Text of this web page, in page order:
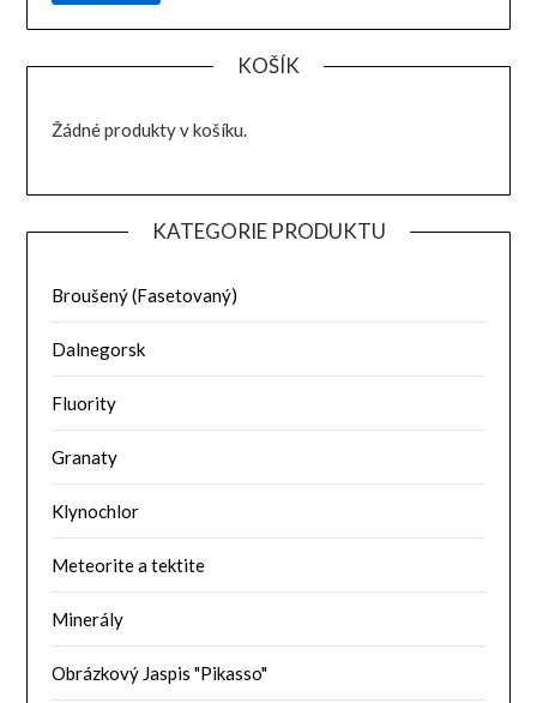
KOŠÍK
Žádné produkty v košíku.
KATEGORIE PRODUKTU
Broušený (Fasetovaný)
Dalnegorsk
Fluority
Granaty
Klynochlor
Meteorite a tektite
Minerály
Obrázkový Jaspis "Pikasso"